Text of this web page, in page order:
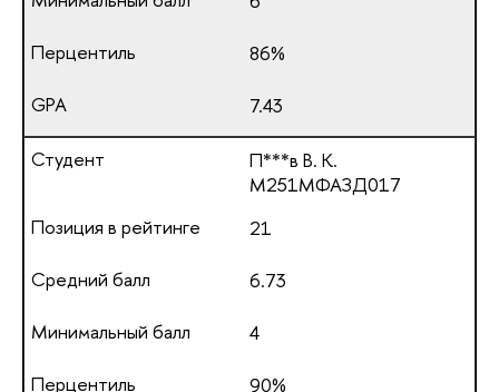
86%
7.43
П***в В. К.
М251МФАЗД017
21
6.73
4
90%